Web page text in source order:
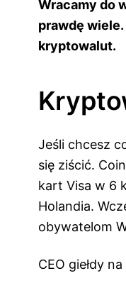
Wracamy do
prawdę
kryptowalut.
Jeśli chcesz
się ziścić.
kart Visa w 6
Holandia.
obywatelom
CEO giełdy